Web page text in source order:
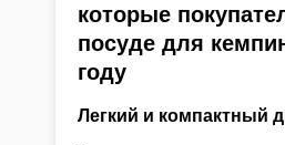
которые
посуде для
году
Легкий и компактный